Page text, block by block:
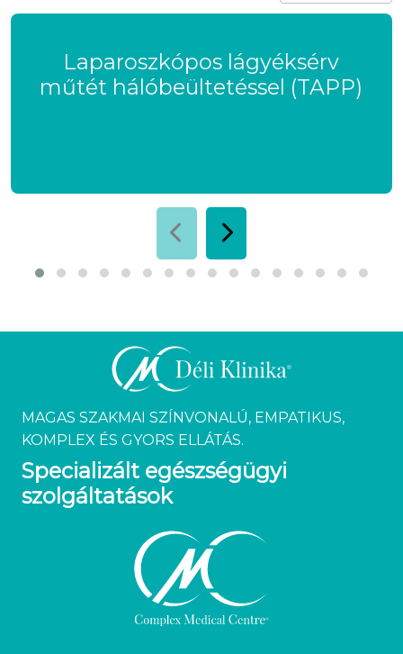
Laparoszkópos lágyéksérv
műtét hálóbeültetéssel (TAPP)
MAGAS SZAKMAI SZÍNVONALÚ, EMPATIKUS,
KOMPLEX ÉS GYORS ELLÁTÁS.
Specializált egészségügyi
szolgáltatások